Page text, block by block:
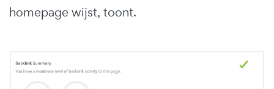
homepage wijst, toont.